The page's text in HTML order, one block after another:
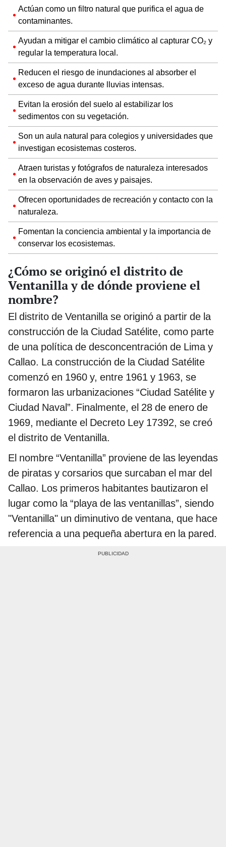
Actúan como un filtro natural que purifica el agua de
contaminantes.
Ayudan a mitigar el cambio climático al capturar CO₂ y
regular la temperatura local.
Reducen el riesgo de inundaciones al absorber el
exceso de agua durante lluvias intensas.
Evitan la erosión del suelo al estabilizar los
sedimentos con su vegetación.
Son un aula natural para colegios y universidades que
investigan ecosistemas costeros.
Atraen turistas y fotógrafos de naturaleza interesados
en la observación de aves y paisajes.
Ofrecen oportunidades de recreación y contacto con la
naturaleza.
Fomentan la conciencia ambiental y la importancia de
conservar los ecosistemas.
¿Cómo se originó el distrito de
Ventanilla y de dónde proviene el
nombre?
El distrito de Ventanilla se originó a partir de la
construcción de la Ciudad Satélite, como parte
de una política de desconcentración de Lima y
Callao. La construcción de la Ciudad Satélite
comenzó en 1960 y, entre 1961 y 1963, se
formaron las urbanizaciones “Ciudad Satélite y
Ciudad Naval”. Finalmente, el 28 de enero de
1969, mediante el Decreto Ley 17392, se creó
el distrito de Ventanilla.
El nombre “Ventanilla” proviene de las leyendas
de piratas y corsarios que surcaban el mar del
Callao. Los primeros habitantes bautizaron el
lugar como la “playa de las ventanillas”, siendo
"Ventanilla" un diminutivo de ventana, que hace
referencia a una pequeña abertura en la pared.